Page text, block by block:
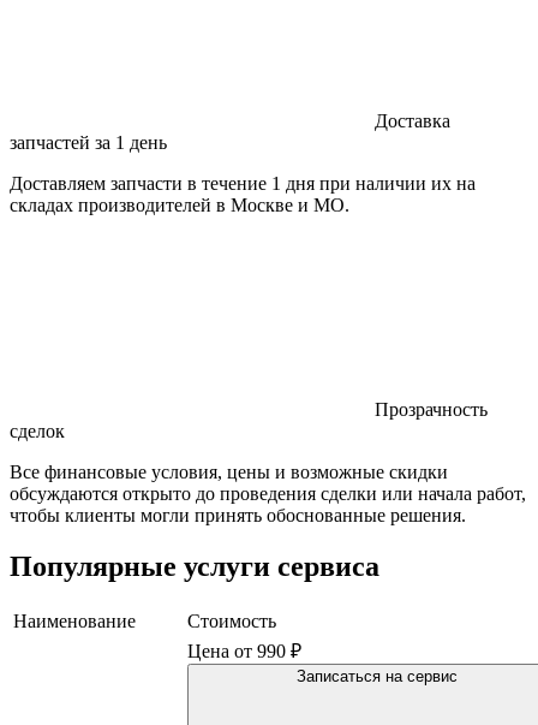
Доставка
запчастей за 1 день
Доставляем запчасти в течение 1 дня при наличии их на
складах производителей в Москве и МО.
Прозрачность
сделок
Все финансовые условия, цены и возможные скидки
обсуждаются открыто до проведения сделки или начала работ,
чтобы клиенты могли принять обоснованные решения.
Популярные услуги сервиса
Наименование Стоимость
Цена от 990 ₽
Записаться на сервис